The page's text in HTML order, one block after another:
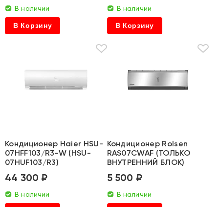
В наличии
В Корзину
В наличии
В Корзину
Кондиционер Haier HSU-
07HFF103/R3-W (HSU-
07HUF103/R3)
44 300 ₽
В наличии
Кондиционер Rolsen
RAS07CWAF (ТОЛЬКО
ВНУТРЕННИЙ БЛОК)
5 500 ₽
В наличии